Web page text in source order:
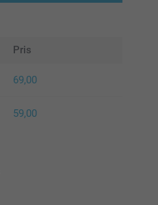
Pris
69,00
59,00